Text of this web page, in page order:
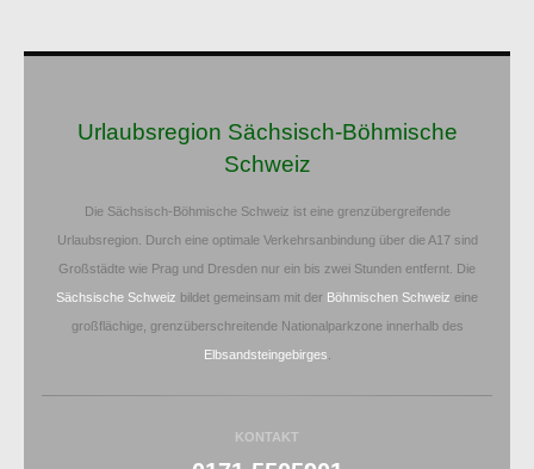
Urlaubsregion Sächsisch-Böhmische
Schweiz
Die Sächsisch-Böhmische Schweiz ist eine grenzübergreifende
Urlaubsregion. Durch eine optimale Verkehrsanbindung über die A17 sind
Großstädte wie Prag und Dresden nur ein bis zwei Stunden entfernt. Die
Sächsische Schweiz bildet gemeinsam mit der Böhmischen Schweiz eine
großflächige, grenzüberschreitende Nationalparkzone innerhalb des
Elbsandsteingebirges
KONTAKT